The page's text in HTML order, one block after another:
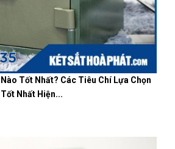
Tốt Nhất? Các Tiêu Chí Lựa Chọn
Nhất Hiện...